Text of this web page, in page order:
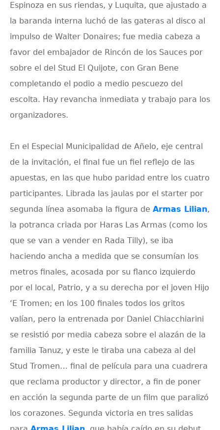
Espinoza en sus riendas, y Luquita, que ajustado a
la baranda interna luchó de las gateras al disco al
impulso de Walter Donaires; fue media cabeza a
favor del embajador de Rincón de los Sauces por
sobre el del Stud El Quijote, con Gran Bene
completando el podio a medio pescuezo del
escolta. Hay revancha inmediata y trabajo para los
organizadores.
En el Especial Municipalidad de Añelo, eje central
de la invitación, el final fue un fiel reflejo de las
apuestas, en las que hubo paridad entre los cuatro
participantes. Librada las jaulas por el starter por
segunda línea asomaba la figura de Armas Lilian,
la potranca criada por Haras Las Armas (como los
que se van a vender en Rada Tilly), se iba
haciendo ancha a medida que se consumían los
metros finales, acosada por su flanco izquierdo
por el local, Patrio, y a su derecha por el joven Hijo
‘E Tromen; en los 100 finales todos los gritos
valían, pero la entrenada por Daniel Chiacchiarini
se resistió por media cabeza sobre el alazán de la
familia Tanuz, y este le tiraba una cabeza al del
Stud Tromen… final de película para una cuadrera
que reclama productor y director, a fin de poner
en acción la segunda parte de un film que paralizó
los corazones. Segunda victoria en tres salidas